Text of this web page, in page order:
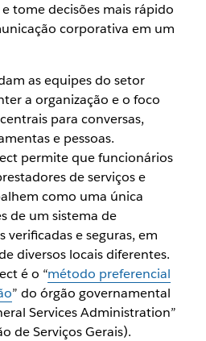
tome decisões mais rápido
corporativa em um
as equipes do setor
a organização e o foco
para conversas,
e pessoas.
permite que funcionários
de serviços e
como uma única
de um sistema de
verificadas e seguras, em
diversos locais diferentes.
é o “método preferencial
” do órgão governamental
Services Administration”
de Serviços Gerais).